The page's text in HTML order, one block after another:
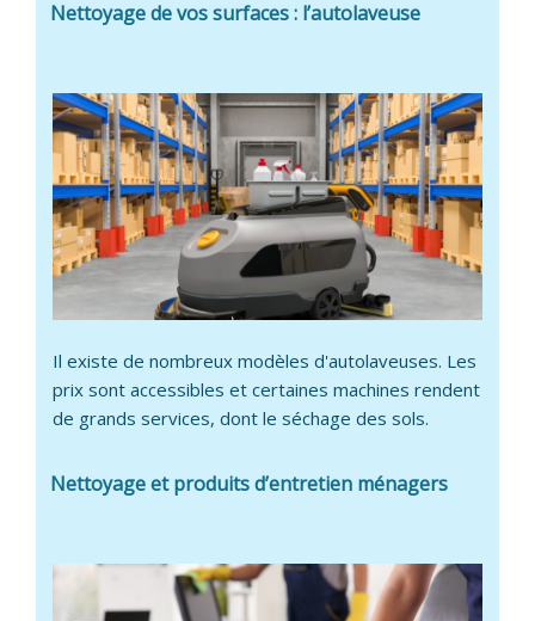
Nettoyage de vos surfaces : l’autolaveuse
Il existe de nombreux modèles d'autolaveuses. Les
prix sont accessibles et certaines machines rendent
de grands services, dont le séchage des sols.
Nettoyage et produits d’entretien ménagers